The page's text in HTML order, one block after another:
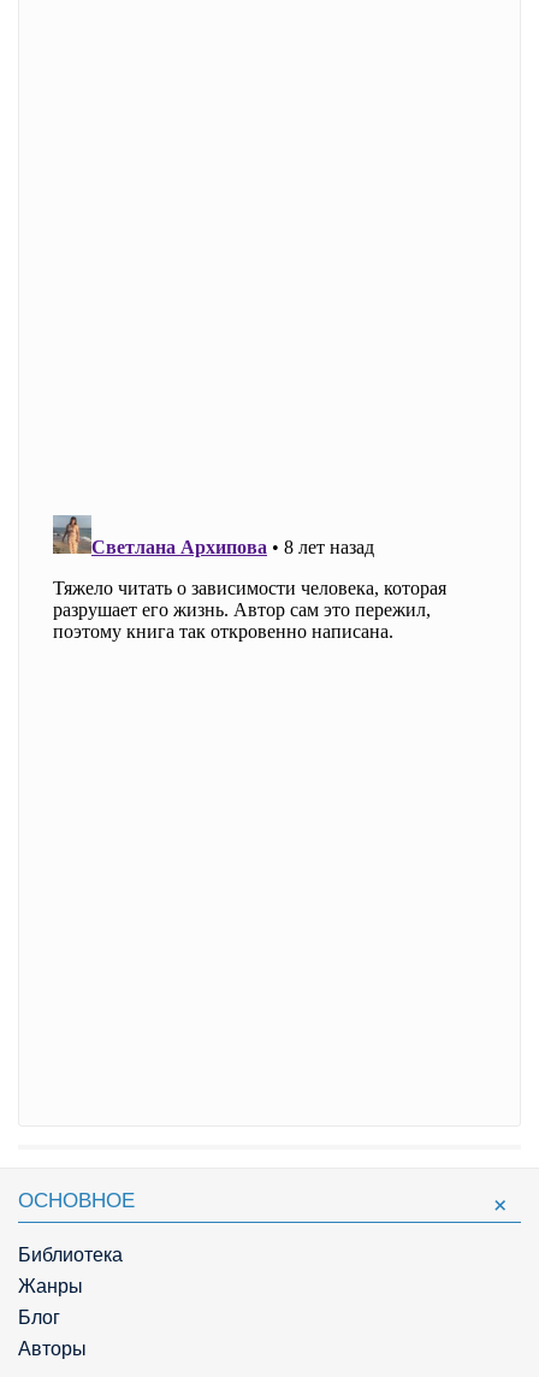
ОСНОВНОЕ
Библиотека
Жанры
Блог
Авторы